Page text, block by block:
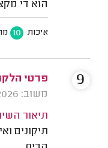
הוא די
איכות 10
פרטי
משוב: 22/02/2026
תיאור
תיקונים
9